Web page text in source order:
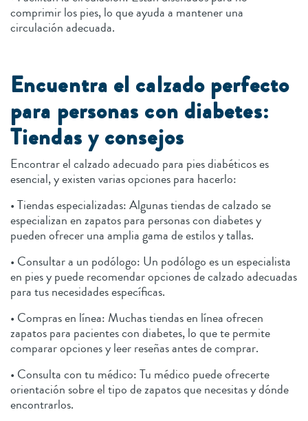
comprimir los pies, lo que ayuda a mantener una
circulación adecuada.
Encuentra el calzado perfecto
para personas con diabetes:
Tiendas y consejos
Encontrar el calzado adecuado para pies diabéticos es
esencial, y existen varias opciones para hacerlo:
• Tiendas especializadas: Algunas tiendas de calzado se
especializan en zapatos para personas con diabetes y
pueden ofrecer una amplia gama de estilos y tallas.
• Consultar a un podólogo: Un podólogo es un especialista
en pies y puede recomendar opciones de calzado adecuadas
para tus necesidades específicas.
• Compras en línea: Muchas tiendas en línea ofrecen
zapatos para pacientes con diabetes, lo que te permite
comparar opciones y leer reseñas antes de comprar.
• Consulta con tu médico: Tu médico puede ofrecerte
orientación sobre el tipo de zapatos que necesitas y dónde
encontrarlos.